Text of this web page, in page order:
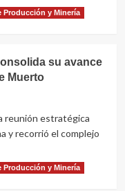
Producción y Minería
su avance
Muerto
reunión estratégica
y recorrió el complejo
Producción y Minería